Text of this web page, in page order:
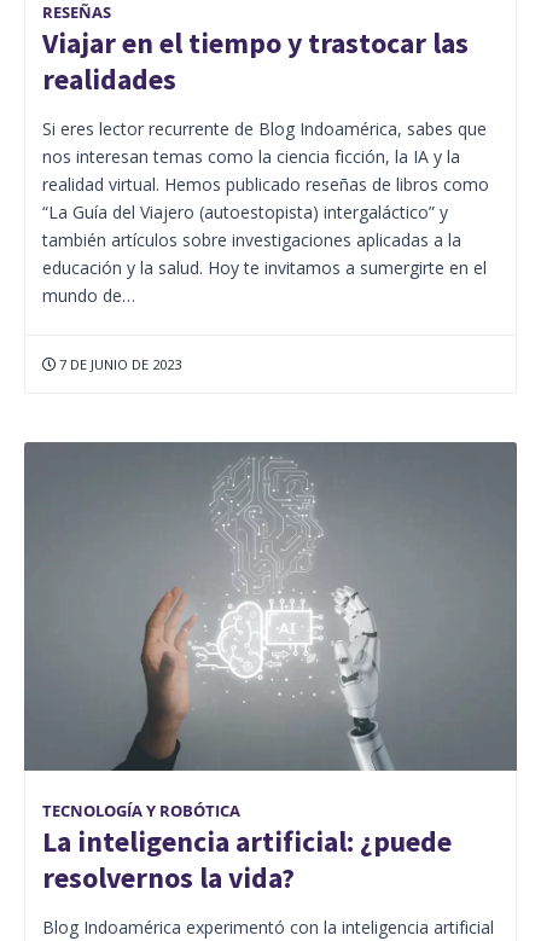
RESEÑAS
Viajar en el tiempo y trastocar las
realidades
Si eres lector recurrente de Blog Indoamérica, sabes que
nos interesan temas como la ciencia ficción, la IA y la
realidad virtual. Hemos publicado reseñas de libros como
“La Guía del Viajero (autoestopista) intergaláctico” y
también artículos sobre investigaciones aplicadas a la
educación y la salud. Hoy te invitamos a sumergirte en el
mundo de…
7 DE JUNIO DE 2023
TECNOLOGÍA Y ROBÓTICA
La inteligencia artificial: ¿puede
resolvernos la vida?
Blog Indoamérica experimentó con la inteligencia artificial